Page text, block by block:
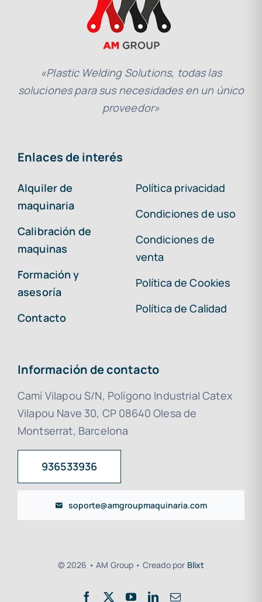
«Plastic Welding Solutions, todas las
soluciones para sus necesidades en un único
proveedor»
Enlaces de interés
Alquiler de
maquinaria
Calibración de
maquinas
Formación y
asesoría
Contacto
Política privacidad
Condiciones de uso
Condiciones de
venta
Política de Cookies
Política de Calidad
Información de contacto
Camí Vilapou S/N, Polígono Industrial Catex
Vilapou Nave 30, CP 08640 Olesa de
Montserrat, Barcelona
936533936
soporte@amgroupmaquinaria.com
© 2026 • AM Group • Creado por Blixt